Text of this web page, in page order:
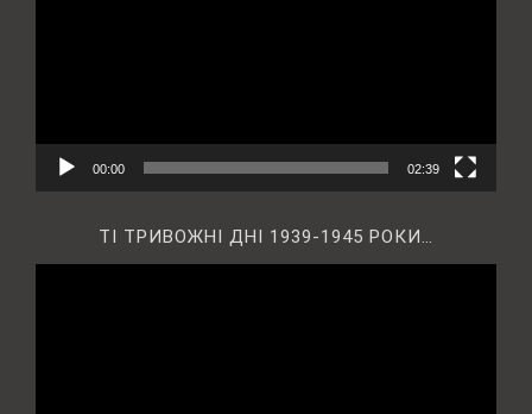
00:00 02:39
ТІ ТРИВОЖНІ ДНІ 1939-1945 РОКИ…